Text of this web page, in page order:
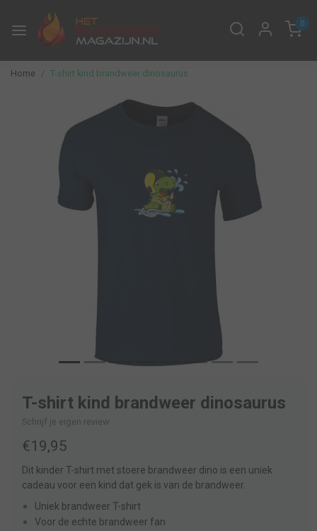
0
Home T-shirt kind brandweer dinosaurus
T-shirt kind brandweer dinosaurus
Schrijf je eigen review
€19,95
Dit kinder T-shirt met stoere brandweer dino is een uniek
cadeau voor een kind dat gek is van de brandweer.
Uniek brandweer T-shirt
Voor de echte brandweer fan